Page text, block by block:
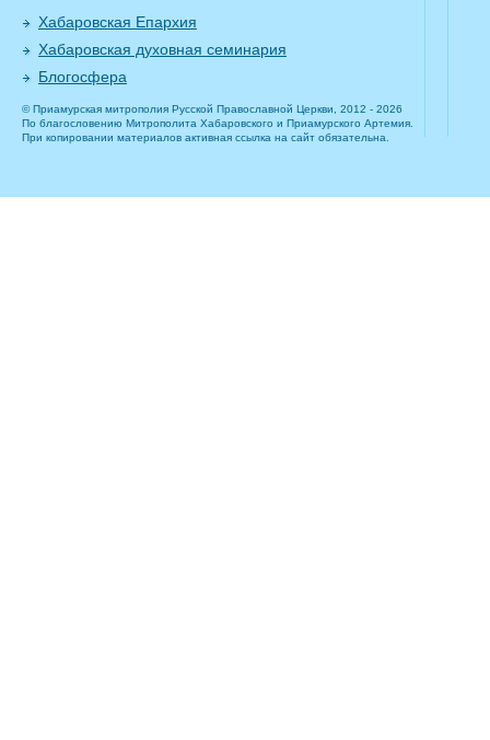
Хабаровская Епархия
Хабаровская духовная семинария
Блогосфера
© Приамурская митрополия Русской Православной Церкви, 2012 - 2026
По благословению Митрополита Хабаровского и Приамурского Артемия.
При копировании материалов активная ссылка на сайт обязательна.